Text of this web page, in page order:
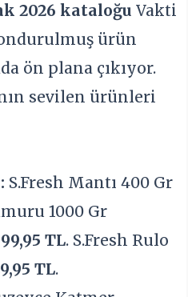
2026 kataloğuVakti
ürün
ön plana çıkıyor.
sevilen ürünleri
S.Fresh Mantı 400 Gr
1000 Gr
99,95 TL. S.Fresh Rulo
TL.